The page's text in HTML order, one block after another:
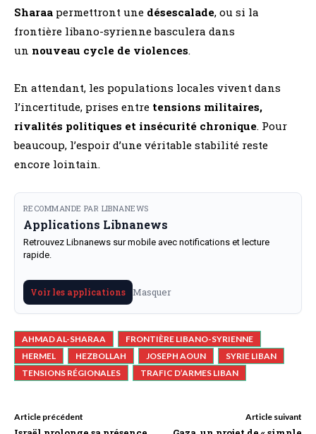
Sharaa permettront une désescalade, ou si la
frontière libano-syrienne basculera dans
un nouveau cycle de violences.
En attendant, les populations locales vivent dans
l’incertitude, prises entre tensions militaires,
rivalités politiques et insécurité chronique. Pour
beaucoup, l’espoir d’une véritable stabilité reste
encore lointain.
RECOMMANDE PAR LIBNANEWS
Applications Libnanews
Retrouvez Libnanews sur mobile avec notifications et lecture
rapide.
Voir les applications Masquer
AHMAD AL-SHARAA
FRONTIÈRE LIBANO-SYRIENNE
HERMEL
HEZBOLLAH JOSEPH AOUN
SYRIE LIBAN
TENSIONS RÉGIONALES
TRAFIC D’ARMES LIBAN
Article précédent Article suivant